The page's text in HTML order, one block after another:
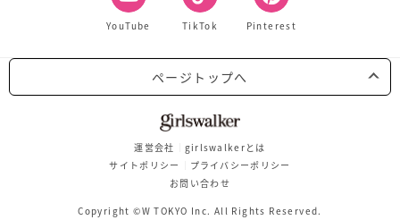
YouTube TikTok Pinterest
ページトップへ
運営会社
girlswalkerとは
サイトポリシー
プライバシーポリシー
お問い合わせ
Copyright ©W TOKYO Inc. All Rights Reserved.